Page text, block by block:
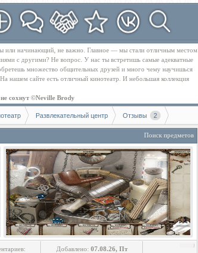
или начинающий, не важно. Главное — мы стали отличным местом
с другими? Не вопрос. У нас ты встретишь самые адекватные
множество общительных друзей и много чему научишься
сайте есть отличный кинотеатр. И небольшая коллекция
сохнут ©Neville Brody
Развлекательный центр Отзывы 2
Поиск предметов
Добавлено: 07.08.26, Пт